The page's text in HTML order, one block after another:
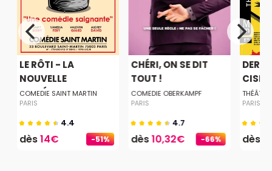
-51%
LE RÔTI - LA
NOUVELLE
COMÉDIE...
COMEDIE SAINT MARTIN
PARIS
4.4
dès14€ -66%
CHÉRI, ON SE DIT
TOUT !
COMEDIE OBERKAMPF
PARIS
4.7
dès10,32€
PARIS
dès